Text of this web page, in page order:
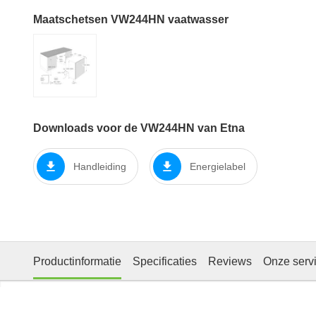
Maatschetsen VW244HN vaatwasser
Downloads voor de VW244HN van Etna
Handleiding Energielabel
Productinformatie Specificaties Reviews Onze